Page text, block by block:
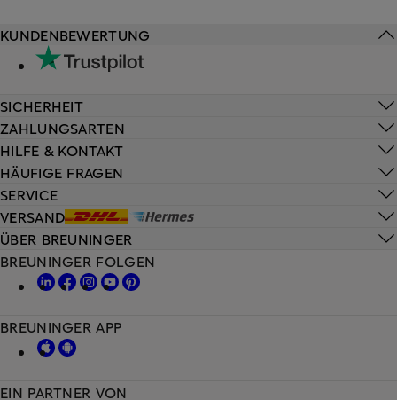
HILFE & KONTAKT
HÄUFIGE FRAGEN
SERVICE
VERSAND
KUNDENBEWERTUNG
SICHERHEIT
ZAHLUNGSARTEN
ÜBER BREUNINGER
EIN PARTNER VON
BREUNINGER FOLGEN
BREUNINGER APP